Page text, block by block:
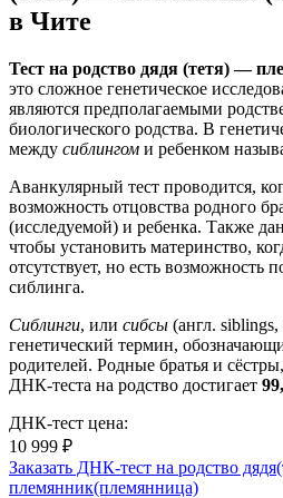
в Чите
Тест на родство дядя (тетя) —
это сложное генетическое
являются предполагаемыми
биологического родства. В
между сиблингом и ребенком
Аванкулярный тест проводится,
возможность отцовства родного
(исследуемой) и ребенка. Также
чтобы установить материнство,
отсутствует, но есть возможность
сиблинга.
Сиблинги, или сибсы (англ.
генетический термин,
родителей. Родные братья и
ДНК-теста на родство достигает
ДНК-тест цена:
10 999 ₽
Заказать ДНК-тест на родство
племянник(племянница)